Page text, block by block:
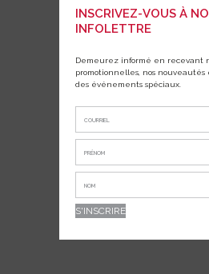
INSCRIVEZ-VOUS À
INFOLETTRE
Demeurez informé en recevant
promotionnelles, nos nouveautés
des événements spéciaux.